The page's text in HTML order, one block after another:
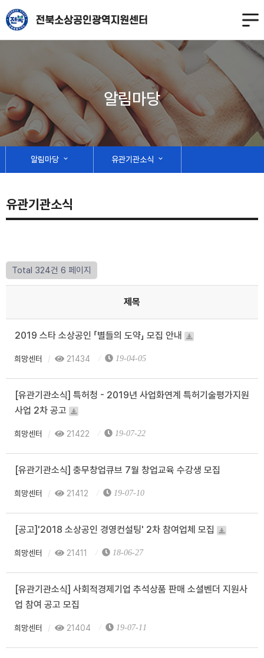
알림마당
알림마당 expand_more 유관기관소식 expand_more
유관기관소식
Total 324건 6 페이지
제목
2019 스타 소상공인 「별들의 도약」 모집 안내
희망센터 21434 19-04-05
[유관기관소식] 특허청 - 2019년 사업화연계 특허기술평가지원
사업 2차 공고
희망센터 21422 19-07-22
[유관기관소식] 충무창업큐브 7월 창업교육 수강생 모집
희망센터 21412 19-07-10
[공고]'2018 소상공인 경영컨설팅' 2차 참여업체 모집
희망센터 21411 18-06-27
[유관기관소식] 사회적경제기업 추석상품 판매 소셜벤더 지원사
업 참여 공고 모집
희망센터 21404 19-07-11